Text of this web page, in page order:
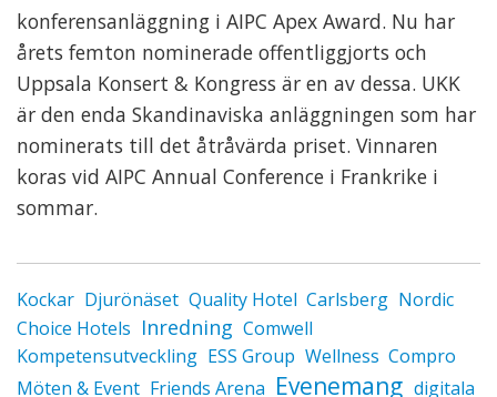
konferensanläggning i AIPC Apex Award. Nu har
årets femton nominerade offentliggjorts och
Uppsala Konsert & Kongress är en av dessa. UKK
är den enda Skandinaviska anläggningen som har
nominerats till det åtråvärda priset. Vinnaren
koras vid AIPC Annual Conference i Frankrike i
sommar.
Kockar Djurönäset Quality Hotel Carlsberg Nordic
Choice Hotels Inredning Comwell
Kompetensutveckling ESS Group Wellness Compro
Möten & Event Friends Arena Evenemang digitala